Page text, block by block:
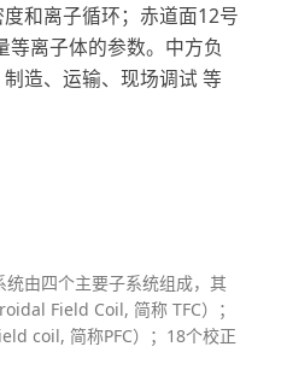
和离子循环；赤道面12号
等离子体的参数。中方负
造、运输、现场调试 等
由四个主要子系统组成，其
Field Coil, 简称 TFC）；
coil, 简称PFC）；18个校正